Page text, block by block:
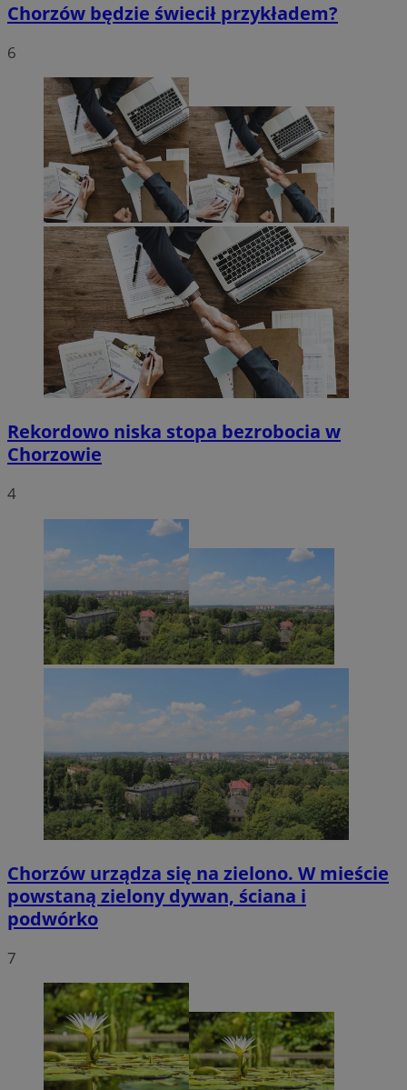
Chorzów będzie świecił przykładem?
6
Rekordowo niska stopa bezrobocia w
Chorzowie
4
Chorzów urządza się na zielono. W mieście
powstaną zielony dywan, ściana i
podwórko
7